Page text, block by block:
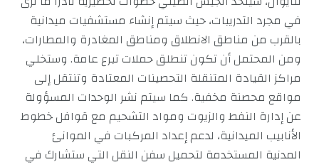
في مجرد التدريبات، حيث سيتم إنشاء مستشفيات ميدانية
بالقرب من مناطق الانطلاق ومناطق المغادرة والمطارات،
ومن المحتمل أن تكون تنطلق حملات تبرع عامة. وستخلي
مراكز القيادة المتنقلة التحصينات المعتادة وتنتقل إلى
مواقع محصنة مخفية. كما سيتم نشر الوحدات المسؤولة
عن إدارة النفط والزيوت ومواد التشحيم مع قوافل خطوط
الأنابيب الميدانية، لدعم إعداد المركبات في الموانئ
المدنية المستخدمة لتحميل سفن النقل التي ستشارك في